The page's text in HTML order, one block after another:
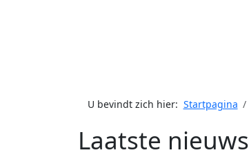
U bevindt zich hier: Startpagina
Laatste nieuws